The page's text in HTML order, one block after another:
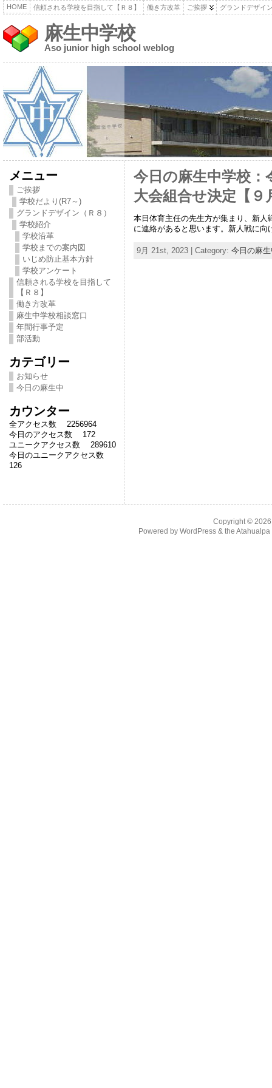
HOME 信頼される学校を目指して【Ｒ８】 働き方改革 ご挨拶 グランドデザイ
麻生中学校
Aso junior high school weblog
メニュー
ご挨拶
学校だより(R7～)
グランドデザイン（Ｒ８）
学校紹介
学校沿革
学校までの案内図
いじめ防止基本方針
学校アンケート
信頼される学校を目指して
【Ｒ８】
働き方改革
麻生中学校相談窓口
年間行事予定
部活動
カテゴリー
お知らせ
今日の麻生中
カウンター
全アクセス数 2256964
今日のアクセス数 172
ユニークアクセス数 289610
今日のユニークアクセス数
126
今日の麻生中学校：
大会組合せ決定【９
本日体育主任の先生方が集まり、新
に連絡があると思います。新人戦に
9月 21st, 2023 | Category: 今日の麻
Copyright ©
Powered by WordPress& the Atahualpa